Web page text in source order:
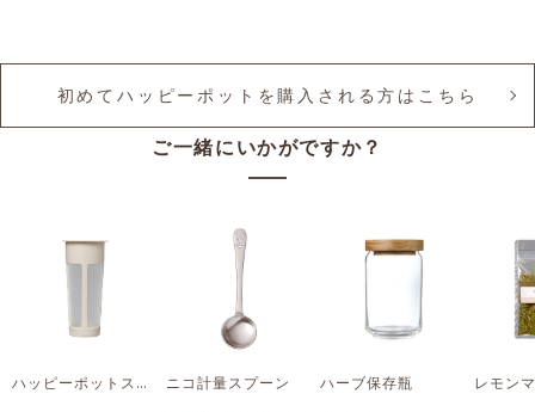
初めてハッピーポットを購入される方はこちら
ご一緒にいかがですか？
ハッピーポットストレーナー（セージホワイト） ニコ計量スプーン ハーブ保存瓶 レモン